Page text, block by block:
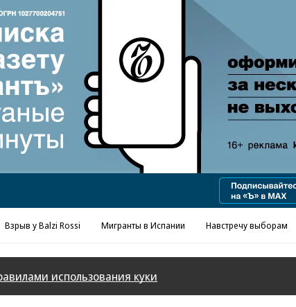
Реклама в «Ъ» www.kommersant.ru/ad
Взрыв у Balzi Rossi Мигранты в Испании Навстречу выборам
использования куки